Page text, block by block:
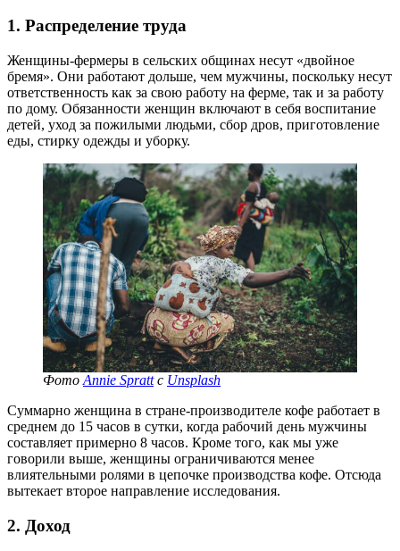
1. Распределение труда
Женщины-фермеры в сельских общинах несут «двойное
бремя». Они работают дольше, чем мужчины, поскольку несут
ответственность как за свою работу на ферме, так и за работу
по дому. Обязанности женщин включают в себя воспитание
детей, уход за пожилыми людьми, сбор дров, приготовление
еды, стирку одежды и уборку.
Фото Annie Sprattс Unsplash
Суммарно женщина в стране-производителе кофе работает в
среднем до 15 часов в сутки, когда рабочий день мужчины
составляет примерно 8 часов. Кроме того, как мы уже
говорили выше, женщины ограничиваются менее
влиятельными ролями в цепочке производства кофе. Отсюда
вытекает второе направление исследования.
2. Доход